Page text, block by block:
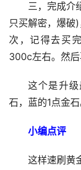
三，完成介
只买解密，爆破
次，记得去买
300c左右。然后
这个是升
石，蓝的1点金石
小编点评
这样速刷黄